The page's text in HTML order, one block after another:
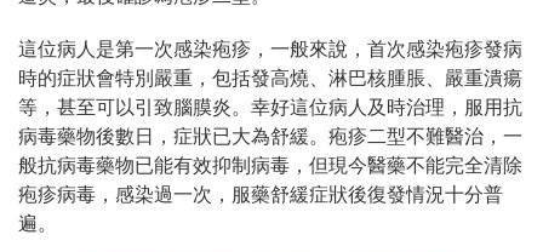
這位病人是第一次感染疱疹，一般來說，首次感染疱疹發病
時的症狀會特別嚴重，包括發高燒、淋巴核腫脹、嚴重潰瘍
等，甚至可以引致腦膜炎。幸好這位病人及時治理，服用抗
病毒藥物後數日，症狀已大為舒緩。 疱疹二型不難醫治，一
般抗病毒藥物已能有效抑制病毒，但現今醫藥不能完全清除
疱疹病毒，感染過一次，服藥舒緩症狀後復發情況十分普
遍。